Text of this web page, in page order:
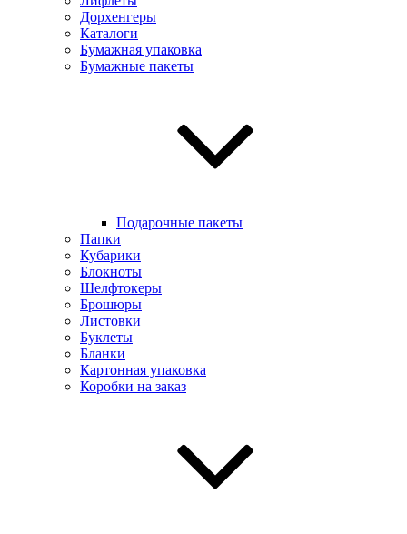
Дорхенгеры
Каталоги
Бумажная упаковка
Бумажные пакеты
Подарочные пакеты
Папки
Кубарики
Блокноты
Шелфтокеры
Брошюры
Листовки
Буклеты
Бланки
Картонная упаковка
Коробки на заказ